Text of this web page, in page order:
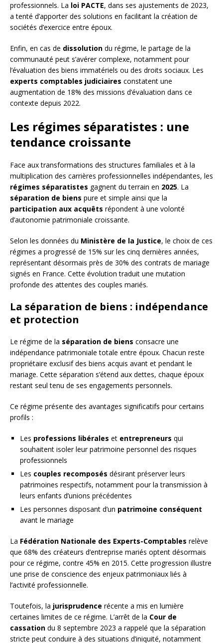
professionnels. La loi PACTE, dans ses ajustements de 2023,
a tenté d’apporter des solutions en facilitant la création de
sociétés d’exercice entre époux.
Enfin, en cas de dissolution du régime, le partage de la
communauté peut s’avérer complexe, notamment pour
l’évaluation des biens immatériels ou des droits sociaux. Les
experts comptables judiciaires constatent une
augmentation de 18% des missions d’évaluation dans ce
contexte depuis 2022.
Les régimes séparatistes : une
tendance croissante
Face aux transformations des structures familiales et à la
multiplication des carrières professionnelles indépendantes, les
régimes séparatistes gagnent du terrain en 2025. La
séparation de biens pure et simple ainsi que la
participation aux acquêts répondent à une volonté
d’autonomie patrimoniale croissante.
Selon les données du Ministère de la Justice, le choix de ces
régimes a progressé de 15% sur les cinq dernières années,
représentant désormais près de 30% des contrats de mariage
signés en France. Cette évolution traduit une mutation
profonde des attentes des couples mariés.
La séparation de biens : indépendance
et protection
Le régime de la séparation de biens consacre une
indépendance patrimoniale totale entre époux. Chacun reste
propriétaire exclusif des biens acquis avant et pendant le
mariage. Cette séparation s’étend aux dettes, chaque époux
restant seul tenu de ses engagements personnels.
Ce régime présente des avantages significatifs pour certains
profils :
Les professions libérales et entrepreneurs qui
souhaitent isoler leur patrimoine personnel des risques
professionnels
Les couples recomposés désirant préserver leurs
patrimoines respectifs, notamment pour la transmission à
leurs enfants d’unions précédentes
Les personnes disposant d’un patrimoine conséquent
avant le mariage
La Fédération Nationale des Experts-Comptables relève
que 68% des créateurs d’entreprise mariés optent désormais
pour ce régime, contre 45% en 2015. Cette progression illustre
une prise de conscience des enjeux patrimoniaux liés à
l’activité professionnelle.
Toutefois, la jurisprudence récente a mis en lumière
certaines limites de ce régime. L’arrêt de la Cour de
cassation du 8 septembre 2023 a rappelé que la séparation
stricte peut conduire à des situations d’iniquité, notamment